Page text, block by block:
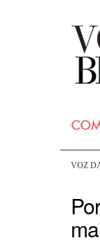
VOZ